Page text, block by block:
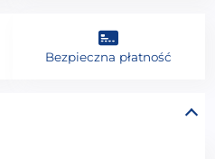
Bezpieczna płatność